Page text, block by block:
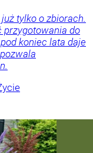
tylko o zbiorach.
przygotowania do
koniec lata daje